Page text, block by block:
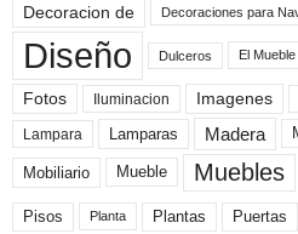
Decoracion de Decoraciones para
Diseño Dulceros El Mueble
Fotos Iluminacion Imagenes
Lampara Lamparas Madera
Mobiliario Mueble Muebles
Pisos Planta Plantas Puertas